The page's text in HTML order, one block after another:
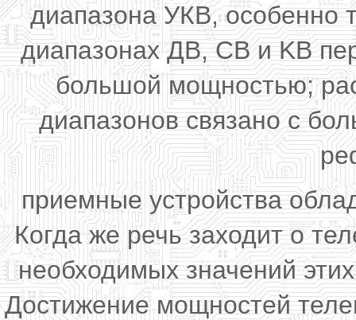
диапазона УКВ, особенно
диапазонах ДВ, СВ и KB
большой мощностью;
диапазонов связано с
приемные устройства
Когда же речь заходит о
необходимых значений
Достижение мощностей